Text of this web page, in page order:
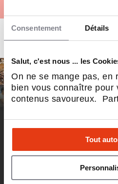
Consentement Détails
Salut, c'est nous ... les
On ne se mange pas, en
bien vous connaître pour
contenus savoureux.
Tout
DÉCOUVREZ LA